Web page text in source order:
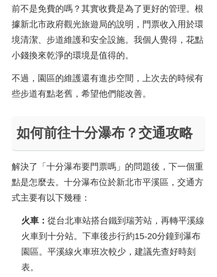
前不是免費的嗎？其實收費是為了更好的管理。根
據新北市政府觀光旅遊局的說明，門票收入用於環
境清潔、步道維護和安全設施。我個人覺得，花點
小錢換來乾淨的環境是值得的。
不過，園區的維護還有進步空間，上次去的時候有
些步道有點老舊，希望他們能改善。
如何前往十分瀑布？交通攻略
解決了「十分瀑布要門票嗎」的問題後，下一個重
點是怎麼去。十分瀑布位於新北市平溪區，交通方
式主要有以下幾種：
火車： 從台北車站搭台鐵到瑞芳站，再轉平溪線
火車到十分站。下車後步行約15-20分鐘到瀑布
園區。平溪線火車班次較少，建議先查好時刻
表。